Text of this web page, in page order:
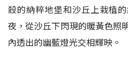
殺的納粹地堡和沙丘上栽植
夜，從沙丘下閃現的暖黃色照
內透出的幽藍燈光交相輝映。